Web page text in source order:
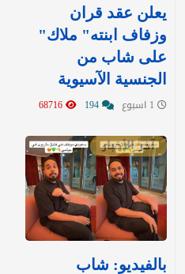
يعلن عقد قران
وزفاف ابنته" ملاك"
على شاب من
الجنسية الآسيوية
آخر الأخبار
بالفيديو: شاب